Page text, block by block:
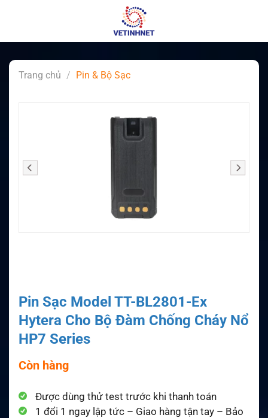
Trang chủ / Pin & Bộ Sạc
Pin Sạc Model TT-BL2801-Ex
Hytera Cho Bộ Đàm Chống Cháy Nổ
HP7 Series
Còn hàng
Được dùng thử test trước khi thanh toán
1 đổi 1 ngay lập tức – Giao hàng tận tay – Bảo